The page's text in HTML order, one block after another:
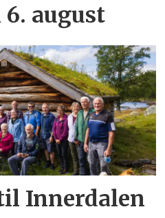
august
Innerdalen